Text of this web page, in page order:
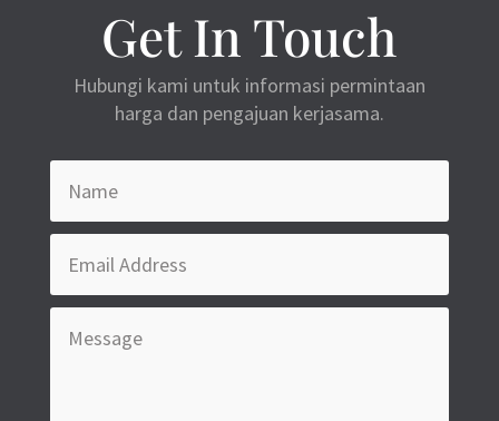
Get In Touch
Hubungi kami untuk informasi permintaan
harga dan pengajuan kerjasama.